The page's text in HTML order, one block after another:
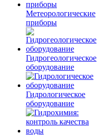
Метеорологические
приборы
Гидрогеологическое
оборудование
Гидрологическое
оборудование